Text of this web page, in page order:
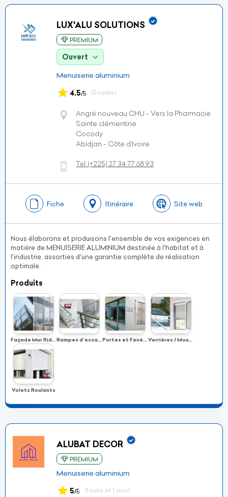
LUX'ALU SOLUTIONS
PREMIUM
Ouvert
Menuiserie aluminium
4.5/5 (2 notes)
Angré nouveau CHU - Vers la Pharmacie
Sainte clémentine
Cocody
Abidjan - Côte d’Ivoire
Tel:(+225) 27 34 77 68 93
Fiche Itinéraire Site web
Nous élaborons et produisons l'ensemble de vos exigences en
matière de MENUISERIE ALUMINIUM destinée à l'habitat et à
l'industrie, assorties d'une garantie complète de réalisation
optimale.
Produits
Façade Mur Rideau Rampes d’escalier / Garde-Corps En Inox Portes et Fenêtres Verrières / Moustiquaires
Volets Roulants
ALUBAT DECOR
PREMIUM
Menuiserie aluminium
5/5 (1 note et 1 avis)